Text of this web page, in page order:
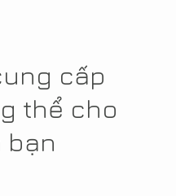
cấp
thể cho
bạn